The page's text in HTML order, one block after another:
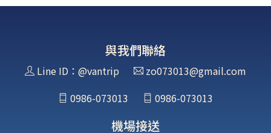
與我們聯絡
Line ID：@vantrip
zo073013@gmail.com
0986-073013
0986-073013
機場接送